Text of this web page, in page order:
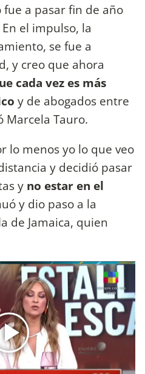
a pasar fin de año
En el impulso, la
se fue a
y creo que ahora
cada vez es más
y de abogados entre
Marcela Tauro.
lo menos yo lo que veo
y decidió pasar
y no estar en el
y dio paso a la
de Jamaica, quien